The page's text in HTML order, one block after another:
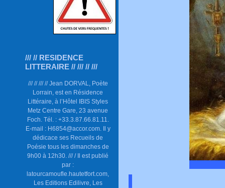
/// // RESIDENCE
LITTERAIRE // /// // ///
/// // /// // Jean DORVAL, Poète
Lorrain, est en Résidence
Littéraire, à l’Hôtel IBIS Styles
Metz Centre Gare, 23 avenue
Foch. Tél. : +33.3.87.66.81.11.
E-mail : H6854@accor.com. Il y
dédicace ses Recueils de
Poésie tous les dimanches de
9h00 à 12h30. /// / Il est publié
par :
latourcamoufle.hautetfort.com,
Les Editions Edilivre, Les